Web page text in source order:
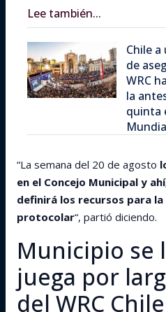
Lee también...
Chile
de
WRC
la
quinta
“La semana del 20 de agosto
en el Concejo Municipal y
definirá los recursos para
protocolar“, partió diciendo.
Municipio se
juega por
del WRC Chile